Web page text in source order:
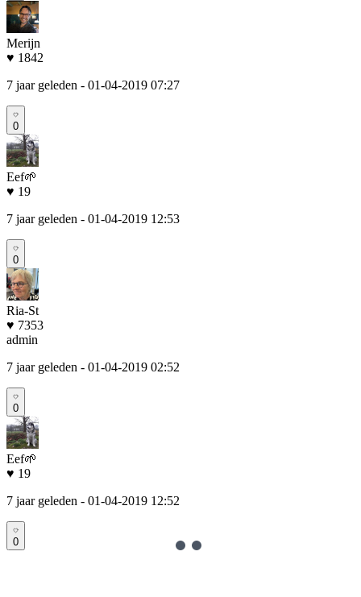
Merijn
♥ 1842
7 jaar geleden - 01-04-2019 07:27
0
Eef🌱
♥ 19
7 jaar geleden - 01-04-2019 12:53
0
Ria-St
♥ 7353
admin
7 jaar geleden - 01-04-2019 02:52
0
Eef🌱
♥ 19
7 jaar geleden - 01-04-2019 12:52
0